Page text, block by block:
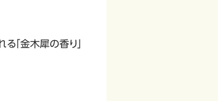
「金木犀の香り」